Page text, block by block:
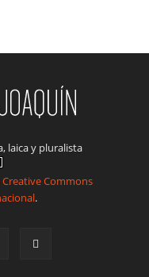
laica y pluralista
Creative Commons
.